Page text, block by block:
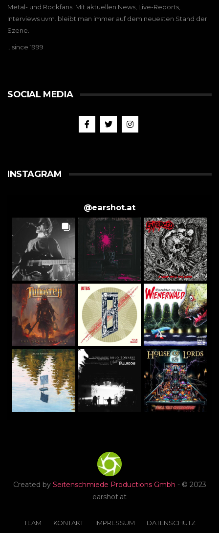
Metal- und Rockfans. Mit aktuellen News, Live-Reports,
Interviews uvm. bleibt man immer auf dem neuesten Stand der
Szene.
…since 1999
SOCIAL MEDIA
INSTAGRAM
@earshot.at
Created by Seitenschmiede Productions Gmbh - © 2023
earshot.at
TEAM KONTAKT IMPRESSUM DATENSCHUTZ